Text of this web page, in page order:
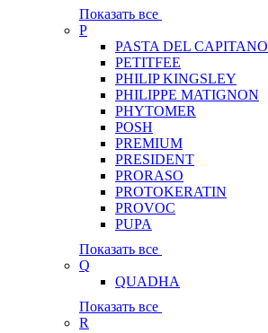
Показать все
P
PASTA DEL CAPITANO
PETITFEE
PHILIP KINGSLEY
PHILIPPE MATIGNON
PHYTOMER
POSH
PREMIUM
PRESIDENT
PRORASO
PROTOKERATIN
PROVOC
PUPA
Показать все
Q
QUADHA
Показать все
R